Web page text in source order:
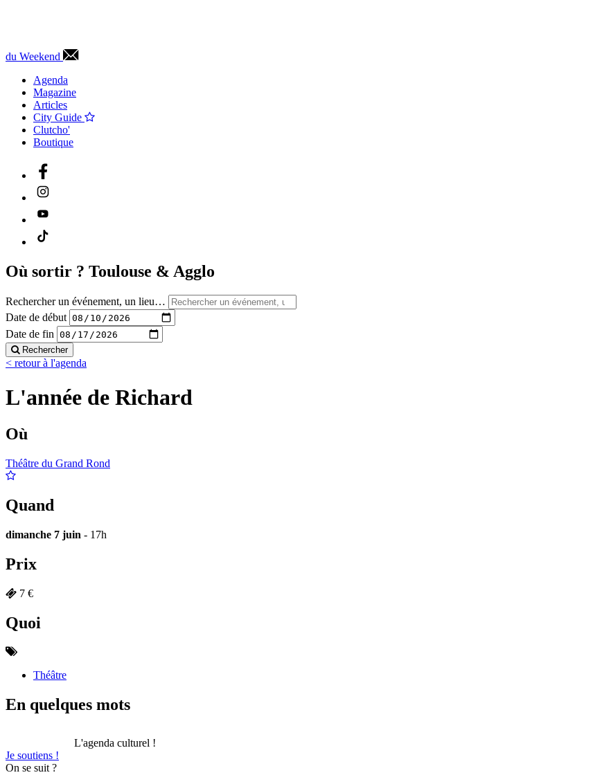
du Weekend
Agenda
Magazine
Articles
City Guide
Clutcho'
Boutique
Où sortir ? Toulouse & Agglo
Rechercher un événement, un lieu…
Date de début
Date de fin
Rechercher
< retour à l'agenda
L'année de Richard
Où
Théâtre du Grand Rond
Quand
dimanche 7 juin - 17h
Prix
7 €
Quoi
Théâtre
En quelques mots
L'agenda culturel !
Je soutiens !
On se suit ?